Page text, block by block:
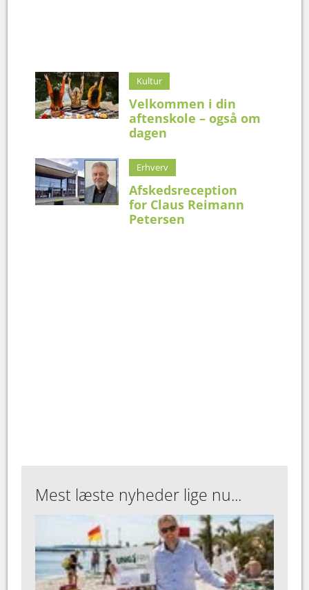
Kultur
Velkommen i din
aftenskole – også om
dagen
Erhverv
Afskedsreception
for Claus Reimann
Petersen
Mest læste nyheder lige nu...